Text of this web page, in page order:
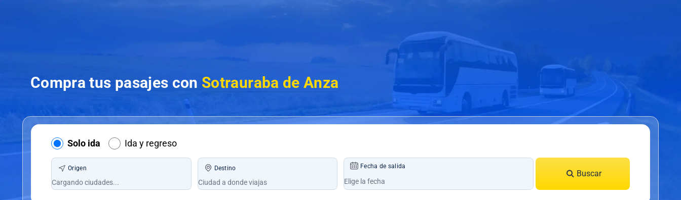
Compra tus pasajes con Sotrauraba de Anza
Solo ida Ida y regreso
Origen Destino Fecha de salida
Buscar